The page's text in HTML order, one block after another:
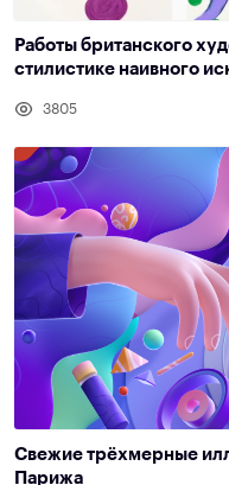
Работы британского
стилистике наивного
3805
Свежие трёхмерные
Парижа